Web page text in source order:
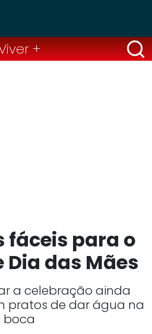
+
fáceis para o
das Mães
a celebração ainda
pratos de dar água na
boca